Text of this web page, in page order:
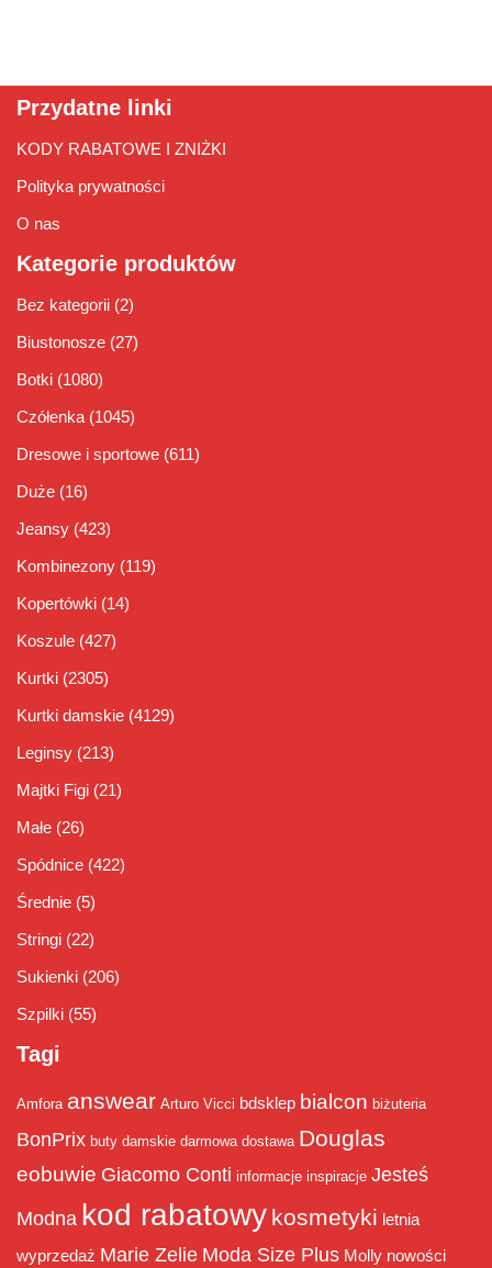
Przydatne linki
KODY RABATOWE I ZNIŻKI
Polityka prywatności
O nas
Kategorie produktów
Bez kategorii (2)
Biustonosze (27)
Botki (1080)
Czółenka (1045)
Dresowe i sportowe (611)
Duże (16)
Jeansy (423)
Kombinezony (119)
Kopertówki (14)
Koszule (427)
Kurtki (2305)
Kurtki damskie (4129)
Leginsy (213)
Majtki Figi (21)
Małe (26)
Spódnice (422)
Średnie (5)
Stringi (22)
Sukienki (206)
Szpilki (55)
Tagi
Amfora answear Arturo Vicci bdsklep bialcon biżuteria
BonPrix buty damskie darmowa dostawa Douglas
eobuwie Giacomo Conti informacje inspiracje Jesteś
Modna kod rabatowy kosmetyki letnia
wyprzedaż Marie Zelie Moda Size Plus Molly nowości